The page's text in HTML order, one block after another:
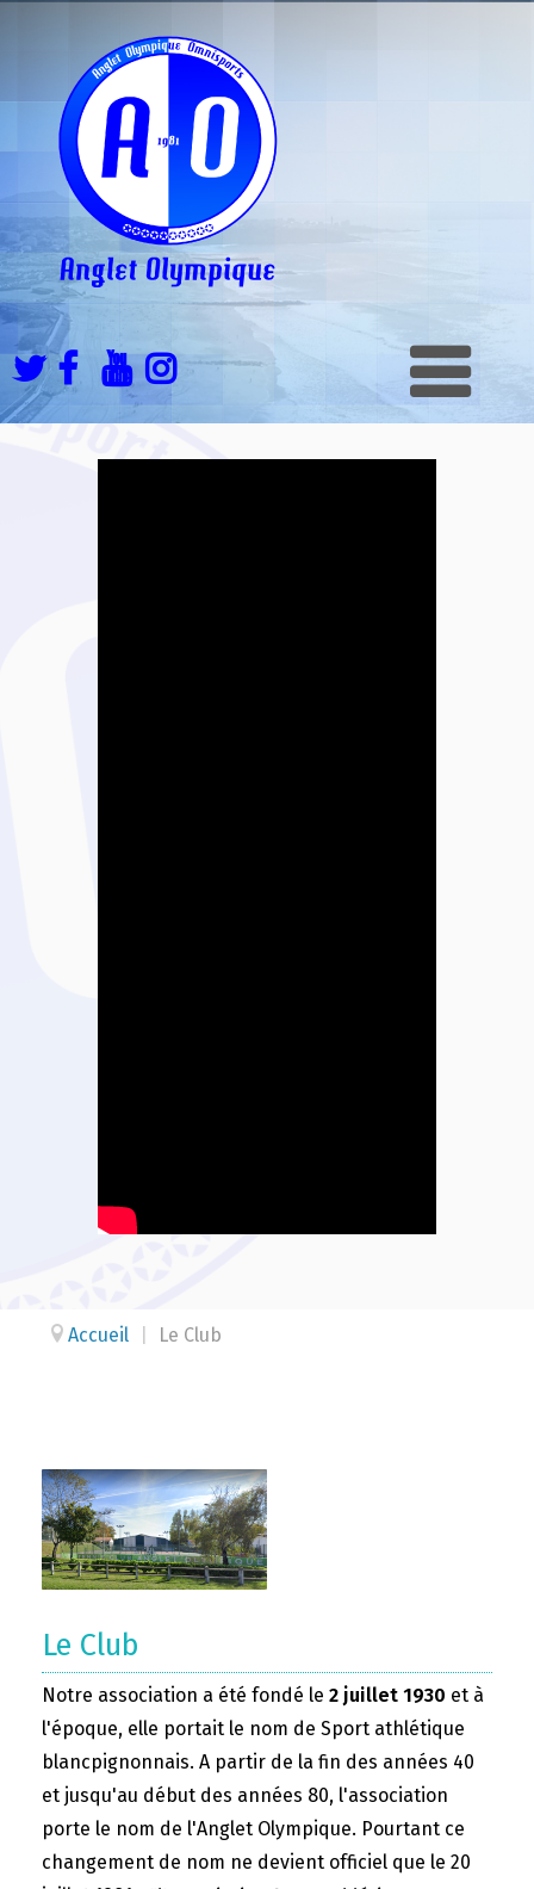
Accueil Le Club
Le Club
Notre association a été fondé le 2 juillet 1930 et à
l'époque, elle portait le nom de Sport athlétique
blancpignonnais. A partir de la fin des années 40
et jusqu'au début des années 80, l'association
porte le nom de l'Anglet Olympique. Pourtant ce
changement de nom ne devient officiel que le 20